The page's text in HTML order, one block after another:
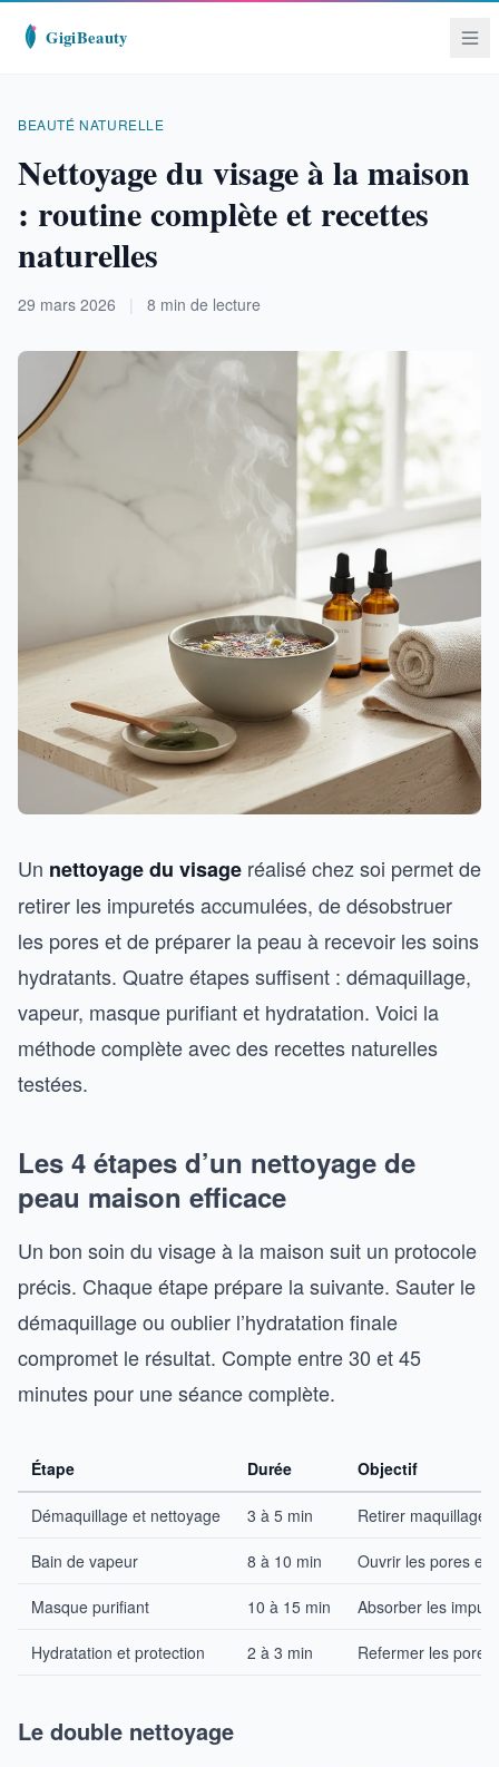
BEAUTÉ NATURELLE
Nettoyage du visage à la maison
: routine complète et recettes
naturelles
29 mars 2026 | 8 min de lecture
Un nettoyage du visage réalisé chez soi permet de
retirer les impuretés accumulées, de désobstruer
les pores et de préparer la peau à recevoir les soins
hydratants. Quatre étapes suffisent : démaquillage,
vapeur, masque purifiant et hydratation. Voici la
méthode complète avec des recettes naturelles
testées.
Les 4 étapes d’un nettoyage de
peau maison efficace
Un bon soin du visage à la maison suit un protocole
précis. Chaque étape prépare la suivante. Sauter le
démaquillage ou oublier l’hydratation finale
compromet le résultat. Compte entre 30 et 45
minutes pour une séance complète.
Étape Durée Objectif
Démaquillage et nettoyage 3 à 5 min Retirer maquillage,
Bain de vapeur 8 à 10 min Ouvrir les pores et
Masque purifiant 10 à 15 min Absorber les
Hydratation et protection 2 à 3 min Refermer les
Le double nettoyage